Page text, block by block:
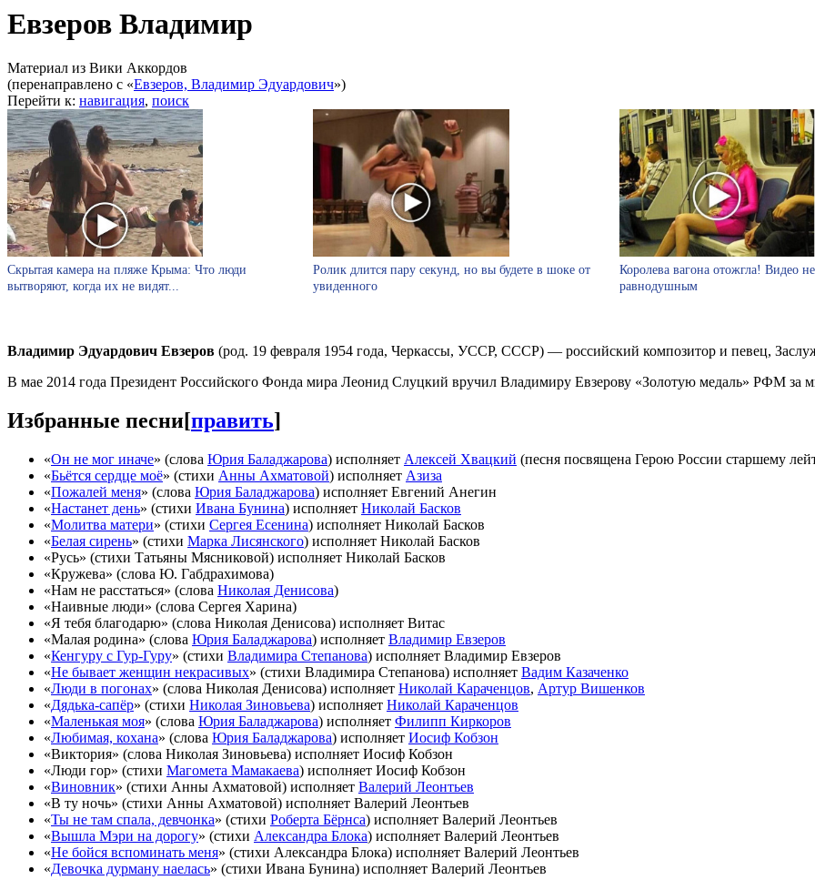
Евзеров Владимир
Материал из Вики Аккордов
(перенаправлено с «Евзеров, Владимир Эдуардович»)
Перейти к: навигация, поиск
Скрытая камера на пляже Крыма: Что люди
вытворяют, когда их не видят...
Ролик длится пару секунд, но вы будете в шоке от
увиденного
Королева вагона отожгла! Видео
равнодушным
Владимир Эдуардович Евзеров (род. 19 февраля 1954 года, Черкассы, УССР, СССР) — российский композитор и певец,
В мае 2014 года Президент Российского Фонда мира Леонид Слуцкий вручил Владимиру Евзерову «Золотую медаль» РФМ за
Избранные песни[править]
«Он не мог иначе» (слова Юрия Баладжарова) исполняет Алексей Хвацкий (песня посвящена Герою России старшему
«Бьётся сердце моё» (стихи Анны Ахматовой) исполняет Азиза
«Пожалей меня» (слова Юрия Баладжарова) исполняет Евгений Анегин
«Настанет день» (стихи Ивана Бунина) исполняет Николай Басков
«Молитва матери» (стихи Сергея Есенина) исполняет Николай Басков
«Белая сирень» (стихи Марка Лисянского) исполняет Николай Басков
«Русь» (стихи Татьяны Мясниковой) исполняет Николай Басков
«Кружева» (слова Ю. Габдрахимова)
«Нам не расстаться» (слова Николая Денисова)
«Наивные люди» (слова Сергея Харина)
«Я тебя благодарю» (слова Николая Денисова) исполняет Витас
«Малая родина» (слова Юрия Баладжарова) исполняет Владимир Евзеров
«Кенгуру с Гур-Гуру» (стихи Владимира Степанова) исполняет Владимир Евзеров
«Не бывает женщин некрасивых» (стихи Владимира Степанова) исполняет Вадим Казаченко
«Люди в погонах» (слова Николая Денисова) исполняет Николай Караченцов, Артур Вишенков
«Дядька-сапёр» (стихи Николая Зиновьева) исполняет Николай Караченцов
«Маленькая моя» (слова Юрия Баладжарова) исполняет Филипп Киркоров
«Любимая, кохана» (слова Юрия Баладжарова) исполняет Иосиф Кобзон
«Виктория» (слова Николая Зиновьева) исполняет Иосиф Кобзон
«Люди гор» (стихи Магомета Мамакаева) исполняет Иосиф Кобзон
«Виновник» (стихи Анны Ахматовой) исполняет Валерий Леонтьев
«В ту ночь» (стихи Анны Ахматовой) исполняет Валерий Леонтьев
«Ты не там спала, девчонка» (стихи Роберта Бёрнса) исполняет Валерий Леонтьев
«Вышла Мэри на дорогу» (стихи Александра Блока) исполняет Валерий Леонтьев
«Не бойся вспоминать меня» (стихи Александра Блока) исполняет Валерий Леонтьев
«Девочка дурману наелась» (стихи Ивана Бунина) исполняет Валерий Леонтьев